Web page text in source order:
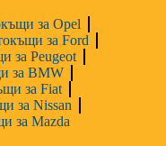
за Opel
за Ford
за Peugeot
за BMW
за Fiat
за Nissan
за Mazda